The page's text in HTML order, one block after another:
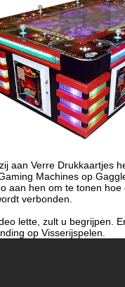
aan Verre Drukkaartjes
Machines op
aan hen om te tonen hoe
verbonden.
lette, zult u begrijpen.
op Visserijspelen.